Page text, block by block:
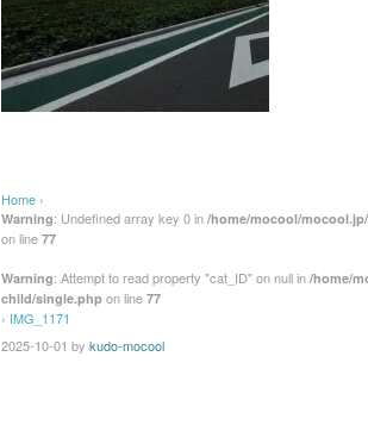
Home ›
Warning: Undefined array key 0 in /home/mocool/
on line 77
Warning: Attempt to read property "cat_ID" on null in /home/
child/single.php on line 77
› IMG_1171
2025-10-01 by kudo-mocool